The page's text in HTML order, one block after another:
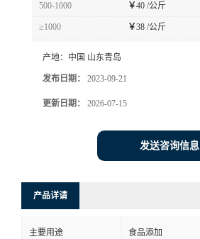
500-1000 ￥40 /公斤
≥1000 ￥38 /公斤
产地： 中国 山东青岛
发布日期： 2023-09-21
更新日期： 2026-07-15
发送咨询信息
产品详请
主要用途 食品添加